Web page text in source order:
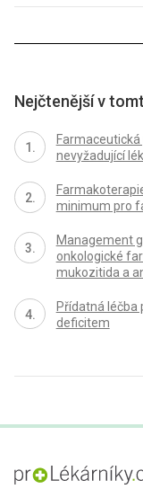
Nejčtenější v
nevyžadující
minimum pro
Management
onkologické
mukozitida a
Přídatná léčba
deficitem
proLékaře.cz